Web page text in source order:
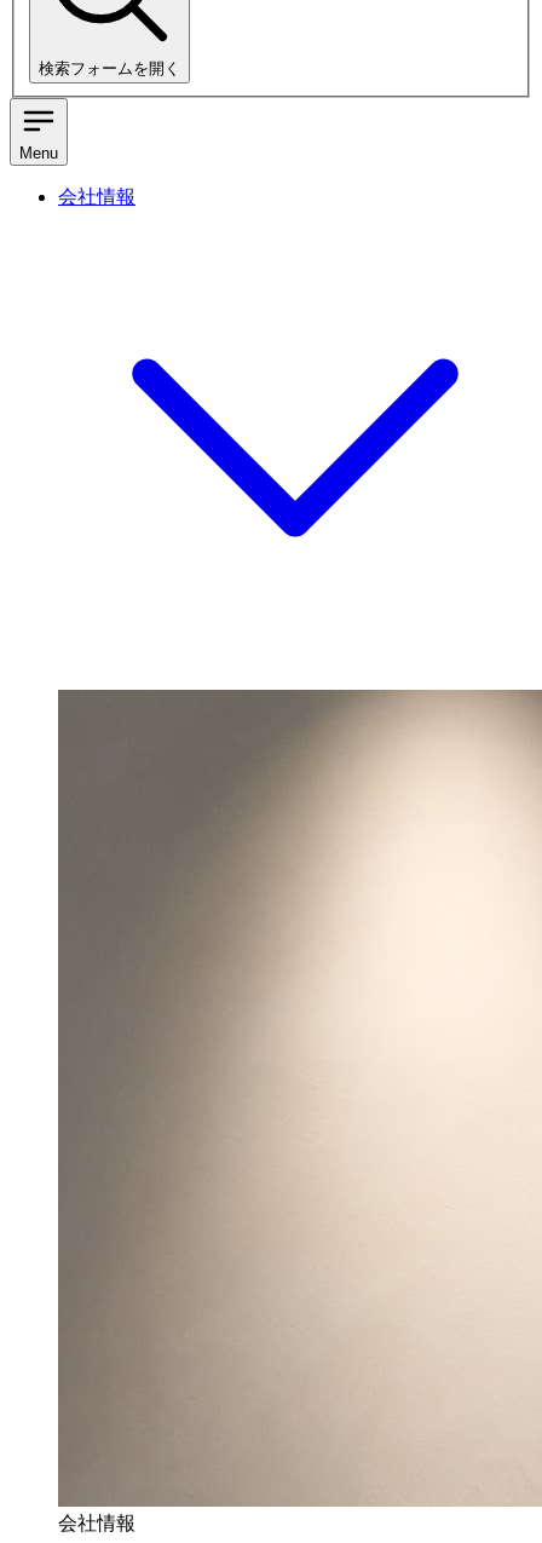
検索フォームを開く
Menu
会社情報
会社情報